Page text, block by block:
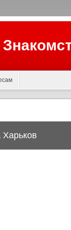
Харьков